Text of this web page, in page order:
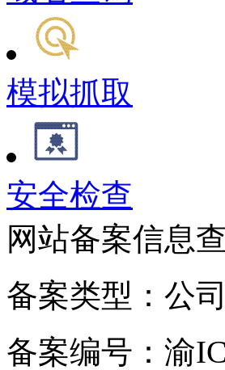
模拟抓取
安全检查
网站备案信息
备案类型：公
备案编号：渝